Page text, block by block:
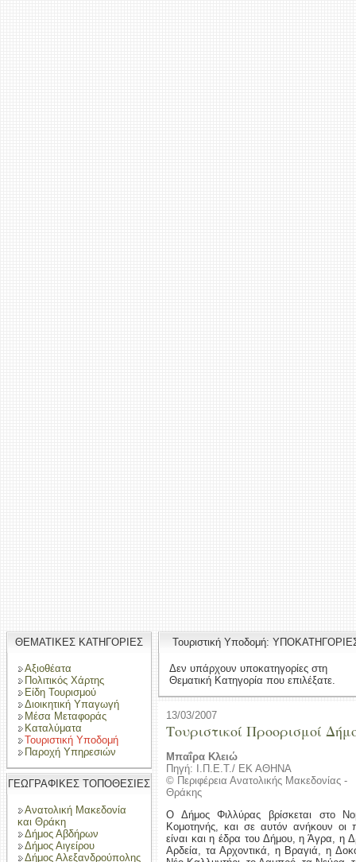
ΘΕΜΑΤΙΚΕΣ ΚΑΤΗΓΟΡΙΕΣ
Αξιοθέατα
Πολιτικός Χάρτης
Είδη Τουρισμού
Διοικητική Υπαγωγή
Μέσα Μεταφοράς
Καταλύματα
Τουριστική Υποδομή
Παροχή Υπηρεσιών
ΓΕΩΓΡΑΦΙΚΕΣ ΤΟΠΟΘΕΣΙΕΣ
Ανατολική Μακεδονία
και Θράκη
Δήμος Αβδήρων
Δήμος Αιγείρου
Δήμος Αλεξανδρούπολης
Τουριστική Υποδομή:
Δεν υπάρχουν υποκατηγορίες στη
Θεματική Κατηγορία που επιλέξατε.
13/03/2007
Τουριστικοί Προορισμοί
Μπαΐρα Κλειώ
Πηγή: Ι.Π.Ε.Τ./ ΕΚ ΑΘΗΝΑ
© Περιφέρεια Ανατολικής Μακεδονίας -
Θράκης
Ο Δήμος Φιλλύρας βρίσκεται στο
Κομοτηνής, και σε αυτόν ανήκουν οι
είναι και η έδρα του Δήμου, η Άγρα, η
Αρδεία, τα Αρχοντικά, η Βραγιά, η